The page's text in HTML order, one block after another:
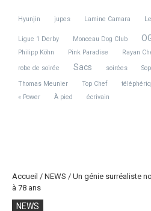
Hyunjin jupes Lamine Camara
Ligue 1 Derby Monceau Dog Club
Philipp Köhn
Pink Paradise Rayan
robe de soirée
Sacs soirées
Thomas Meunier
Top Chef
« Power
À pied écrivain
Accueil / NEWS / Un génie surréaliste
à 78 ans
NEWS